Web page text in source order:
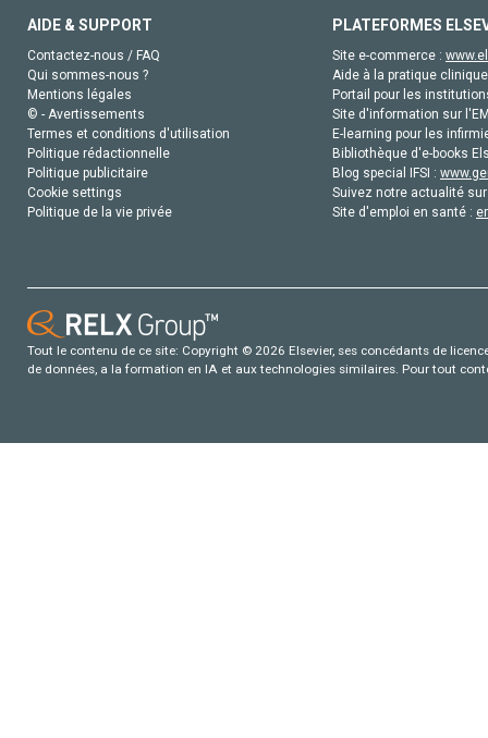
AIDE & SUPPORT
Contactez-nous / FAQ
Qui sommes-nous ?
Mentions légales
© - Avertissements
Termes et conditions d'utilisation
Politique rédactionnelle
Politique publicitaire
Cookie settings
Politique de la vie privée
PLATEFORMES
Site e-commerce :
Aide à la pratique
Portail pour les
Site d'information sur
E-learning pour les
Bibliothèque d'e-books
Blog special IFSI :
Suivez notre actualité
Site d'emploi en santé :
Tout le contenu de ce site: Copyright © 2026 Elsevier, ses concédants de
de données, a la formation en IA et aux technologies similaires. Pour tout